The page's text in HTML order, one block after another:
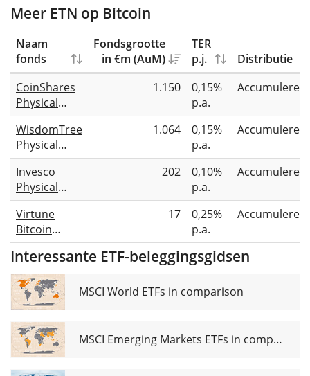
Meer ETN op Bitcoin
Naam
fonds
Fondsgrootte
in €m (AuM)
TER
p.j.
Distributie
CoinShares
Physical
Bitcoin
1.150
0,15%
p.a.
WisdomTree
Physical
Bitcoin
1.064
0,15%
p.a.
Invesco
Physical
Bitcoin
202
0,10%
p.a.
Virtune
Bitcoin
Prime ETP
17
0,25%
p.a.
Interessante ETF-beleggingsgidsen
MSCI World ETFs in comparison
MSCI Emerging Markets ETFs in comparison